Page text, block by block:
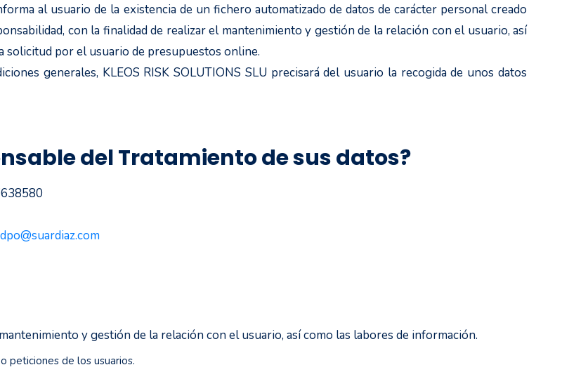
al usuario de la existencia de un fichero automatizado de datos de carácter personal creado
con la finalidad de realizar el mantenimiento y gestión de la relación con el usuario, así
solicitud por el usuario de presupuestos online.
generales, KLEOS RISK SOLUTIONS SLU precisará del usuario la recogida de unos datos
del Tratamiento de sus datos?
dpo@suardiaz.com
y gestión de la relación con el usuario, así como las labores de información.
peticiones de los usuarios.